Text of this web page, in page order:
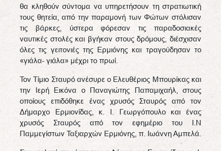
θα κληθούν σύντομα να υπηρετήσουν τη στρατιωτική
τους θητεία, από την παραμονή των Φώτων στόλισαν
τις βάρκες, ύστερα φόρεσαν τις παραδοσιακές
ναυτικές στολές και βγήκαν στους δρόμους, διέσχισαν
όλες τις γειτονιές της Ερμιόνης και τραγούδησαν το
«γιάλα- γιάλα» μέχρι το πρωί.
Τον Τίμιο Σταυρό ανέσυρε ο Ελευθέριος Μπουρίκας και
την Ιερή Εικόνα ο Παναγιώτης Παπαμιχαήλ, στους
οποίους επιδόθηκε ένας χρυσός Σταυρός από τον
Δήμαρχο Ερμιονίδας, κ. Ι. Γεωργόπουλο και ένας
χρυσός Σταυρός από τον εφημέριο του Ι.Ν
Παμμεγίστων Ταξιαρχών Ερμιόνης, π. Ιωάννη Αμπελά.